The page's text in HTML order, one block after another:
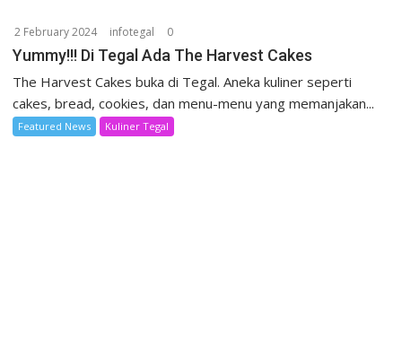
2 February 2024 infotegal 0
Yummy!!! Di Tegal Ada The Harvest Cakes
The Harvest Cakes buka di Tegal. Aneka kuliner seperti
cakes, bread, cookies, dan menu-menu yang memanjakan...
Featured News Kuliner Tegal